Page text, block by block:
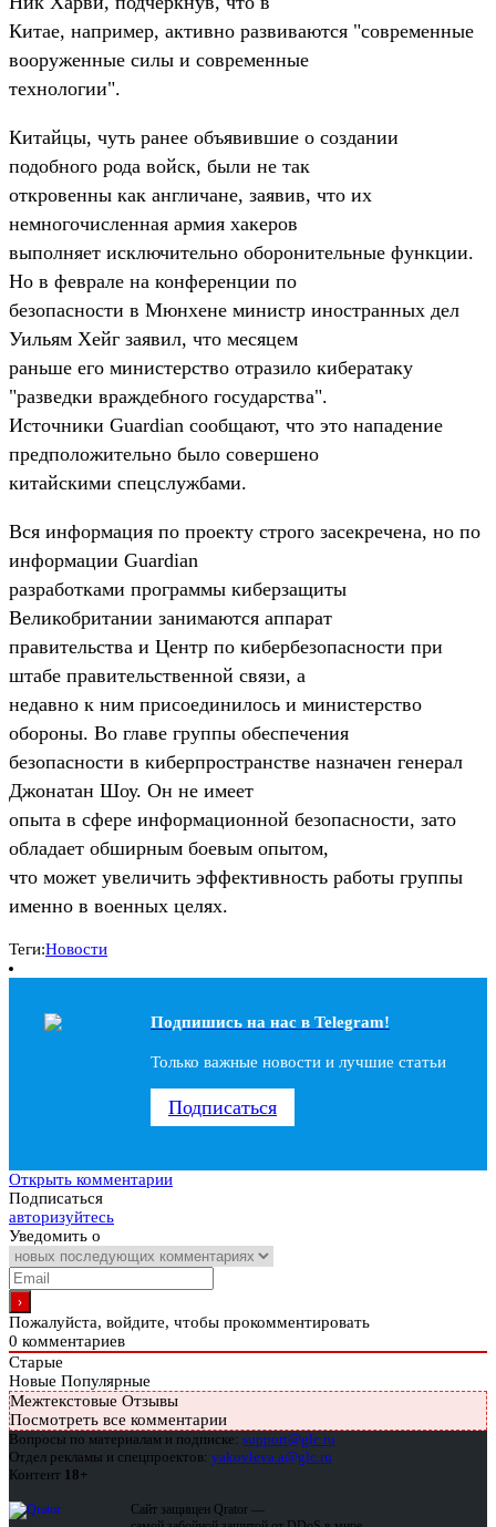
Китае, например, активно развиваются "современные
вооруженные силы и современные
технологии".
Китайцы, чуть ранее объявившие о создании
подобного рода войск, были не так
откровенны как англичане, заявив, что их
немногочисленная армия хакеров
выполняет исключительно оборонительные функции.
Но в феврале на конференции по
безопасности в Мюнхене министр иностранных дел
Уильям Хейг заявил, что месяцем
раньше его министерство отразило кибератаку
"разведки враждебного государства".
Источники Guardian сообщают, что это нападение
предположительно было совершено
китайскими спецслужбами.
Вся информация по проекту строго засекречена, но по
информации Guardian
разработками программы киберзащиты
Великобритании занимаются аппарат
правительства и Центр по кибербезопасности при
штабе правительственной связи, а
недавно к ним присоединилось и министерство
обороны. Во главе группы обеспечения
безопасности в киберпространстве назначен генерал
Джонатан Шоу. Он не имеет
опыта в сфере информационной безопасности, зато
обладает обширным боевым опытом,
что может увеличить эффективность работы группы
именно в военных целях.
Теги:Новости
Подпишись на наc в Telegram!
Только важные новости и лучшие статьи
Подписаться
Открыть комментарии
Подписаться
авторизуйтесь
Уведомить о
Пожалуйста, войдите, чтобы прокомментировать
0 комментариев
Старые
Новые Популярные
Межтекстовые Отзывы
Посмотреть все комментарии
Вопросы по материалам и подписке: support@glc.ru
Отдел рекламы и спецпроектов: yakovleva.a@glc.ru
Контент 18+
Сайт защищен Qrator —